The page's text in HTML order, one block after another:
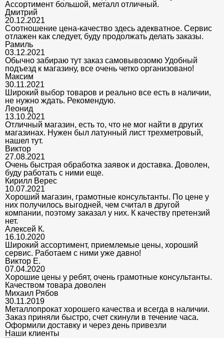
Ассортимент большой, металл отличный.
Дмитрий
20.12.2021
Соотношение цена-качество здесь адекватное. Сервис
отлажен как следует, буду продолжать делать заказы.
Рамиль
03.12.2021
Обычно забираю тут заказ самовывозомю Удобный
подъезд к магазину, все очень четко организовано!
Максим
30.11.2021
Широкий выбор товаров и реально все есть в наличии,
не нужно ждать. Рекомендую.
Леонид
13.10.2021
Отличный магазин, есть то, что не мог найти в других
магазинах. Нужен был латунный лист трехметровый,
нашел тут.
Виктор
27.08.2021
Очень быстрая обработка заявок и доставка. Доволен,
буду работать с ними еще.
Кирилл Верес
10.07.2021
Хороший магазин, грамотные консультанты. По цене у
них получилось выгодней, чем считал в другой
компании, поэтому заказал у них. К качеству претензий
нет.
Алексей К.
16.10.2020
Широкий ассортимент, приемлемые цены, хороший
сервис. Работаем с ними уже давно!
Виктор Е.
07.04.2020
Хорошие цены у ребят, очень грамотные консультанты.
Качеством товара доволен
Михаил Рябов
30.11.2019
Металлопрокат хорошего качества и всегда в наличии.
Заказ приняли быстро, счет скинули в течение часа.
Оформили доставку и через день привезли
Наши клиенты